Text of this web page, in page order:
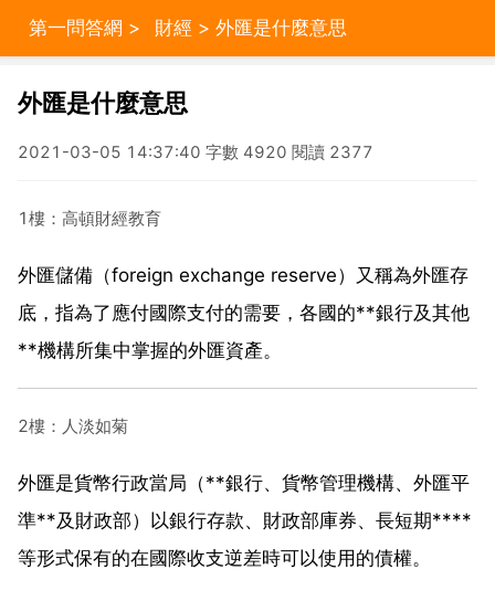
第一問答網 > 財經 > 外匯是什麼意思
外匯是什麼意思
2021-03-05 14:37:40 字數 4920 閱讀 2377
1樓：高頓財經教育
外匯儲備（foreign exchange reserve）又稱為外匯存
底，指為了應付國際支付的需要，各國的**銀行及其他
**機構所集中掌握的外匯資產。
2樓：人淡如菊
外匯是貨幣行政當局（**銀行、貨幣管理機構、外匯平
準**及財政部）以銀行存款、財政部庫券、長短期****
等形式保有的在國際收支逆差時可以使用的債權。